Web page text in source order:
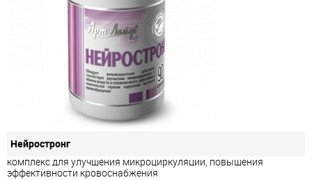
Нейростронг
комплекс для улучшения микроциркуляции, повышения
эффективности кровоснабжения